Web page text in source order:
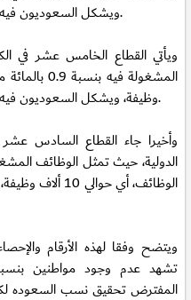
ويشكل السعوديون فيه 73.2 بالمائة، أي بنحو 74 ألف مواطن.
ويأتي القطاع الخامس عشر في
وظيفة، ويشكل السعوديون فيه 60.1 بالمائة، أي بنحو 57 ألف مواطن.
وأخيرا جاء القطاع السادس
ويتضح وفقا لهذه الأرقام
تشهد عدم وجود مواطنين
المفترض تحقيق نسب